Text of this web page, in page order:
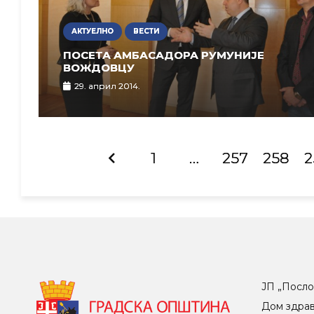
АКТУЕЛНО ВЕСТИ
ПОСЕТА АМБАСАДОРА РУМУНИЈЕ
ВОЖДОВЦУ
29. април 2014.
1 … 257 258
ЈП
Дом